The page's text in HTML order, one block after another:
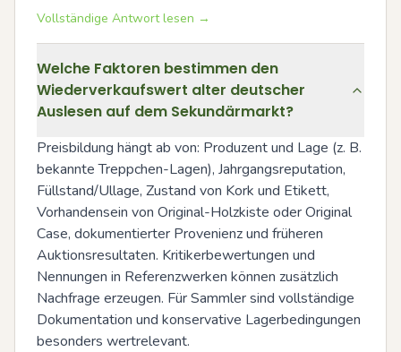
Vollständige Antwort lesen →
Welche Faktoren bestimmen den
Wiederverkaufswert alter deutscher
Auslesen auf dem Sekundärmarkt?
Preisbildung hängt ab von: Produzent und Lage (z. B.
bekannte Treppchen-Lagen), Jahrgangsreputation,
Füllstand/Ullage, Zustand von Kork und Etikett,
Vorhandensein von Original-Holzkiste oder Original
Case, dokumentierter Provenienz und früheren
Auktionsresultaten. Kritikerbewertungen und
Nennungen in Referenzwerken können zusätzlich
Nachfrage erzeugen. Für Sammler sind vollständige
Dokumentation und konservative Lagerbedingungen
besonders wertrelevant.